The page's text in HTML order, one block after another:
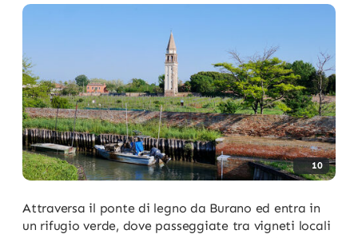
10
Attraversa il ponte di legno da Burano ed entra in
un rifugio verde, dove passeggiate tra vigneti locali